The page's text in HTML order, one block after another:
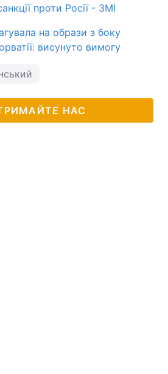
проти Росії - ЗМІ
на образи з боку
висунуто вимогу
НАС